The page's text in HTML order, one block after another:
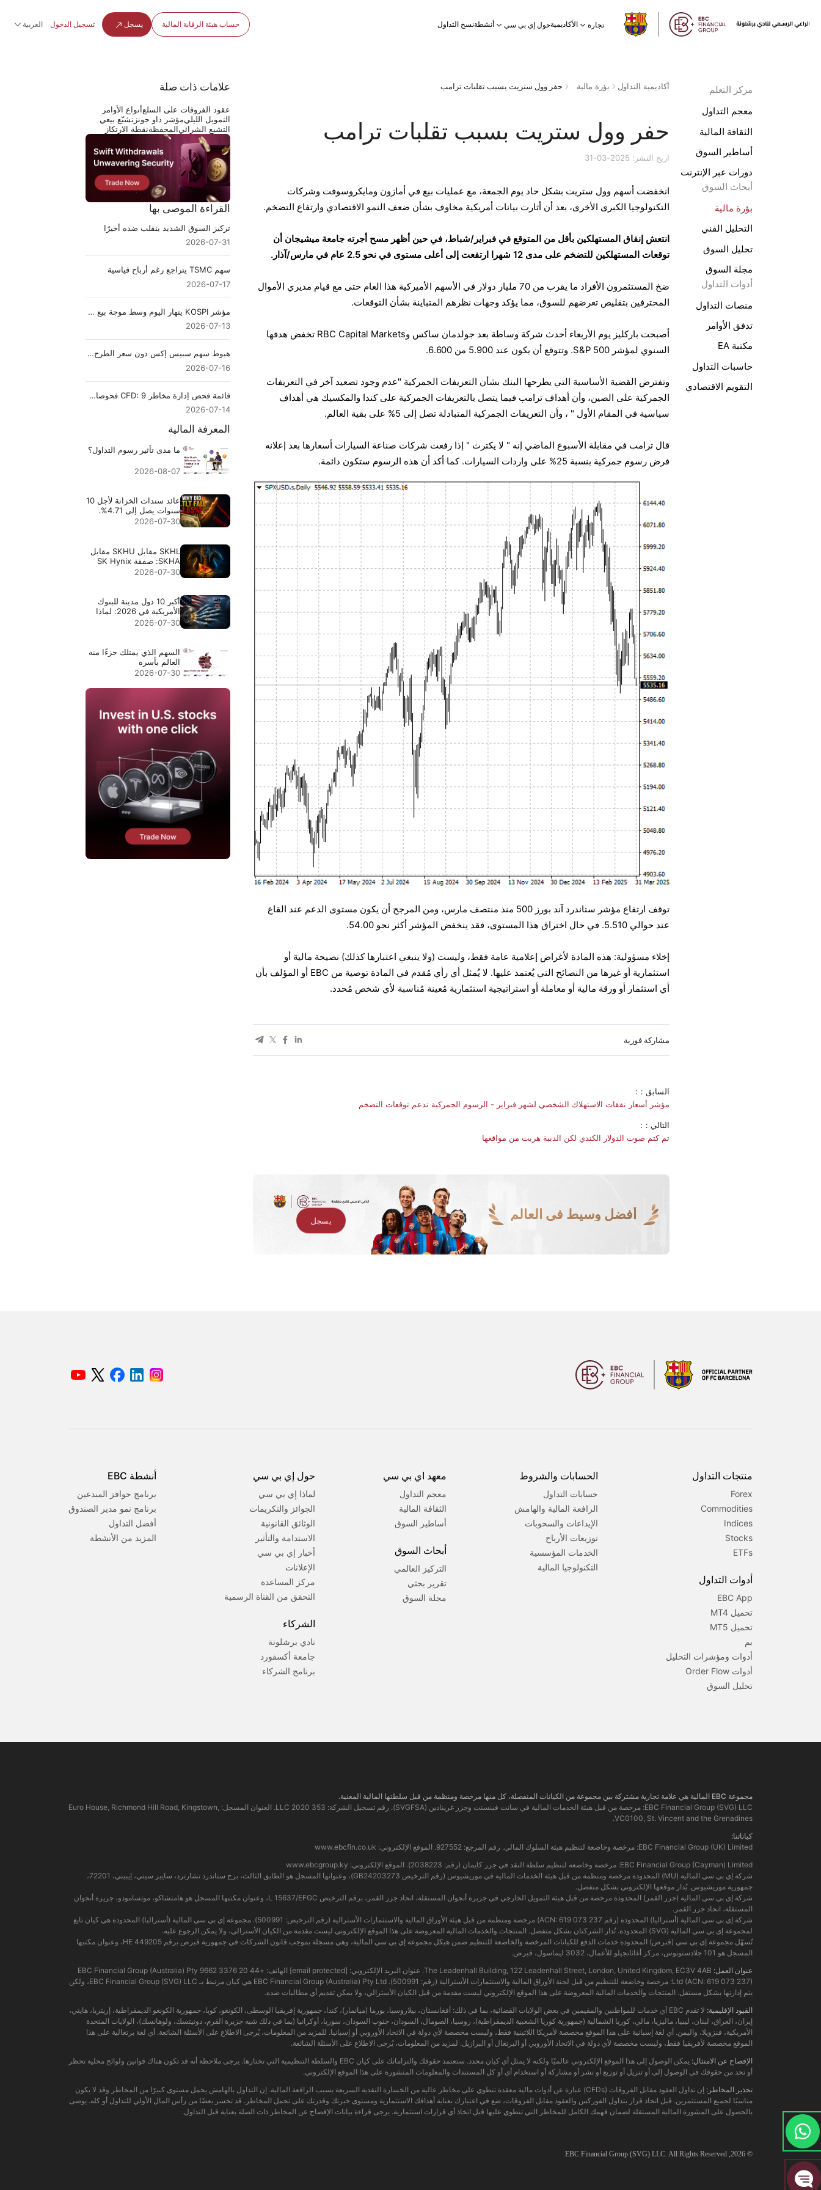
تجارة الأكاديميةحول إي بي سي أنشطةنسخ التداول حساب هيئة الرقابة المالية يسجل تسجيل الدخول العربية
مركز التعلم
معجم التداول
الثقافة المالية
أساطير السوق
دورات عبر الإنترنت
أبحاث السوق
بؤرة مالية
التحليل الفني
تحليل السوق
مجلة السوق
أدوات التداول
منصات التداول
تدفق الأوامر
مكتبة EA
حاسبات التداول
التقويم الاقتصادي
أكاديمية التداول بؤرة مالية حفر وول ستريت بسبب تقلبات ترامب
حفر وول ستريت بسبب تقلبات ترامب
اريخ النشر: 2025-03-31
انخفضت أسهم وول ستريت بشكل حاد يوم الجمعة، مع عمليات بيع في أمازون ومايكروسوفت وشركات
التكنولوجيا الكبرى الأخرى، بعد أن أثارت بيانات أمريكية مخاوف بشأن ضعف النمو الاقتصادي وارتفاع التضخم.
انتعش إنفاق المستهلكين بأقل من المتوقع في فبراير/شباط، في حين أظهر مسح أجرته جامعة ميشيجان أن
توقعات المستهلكين للتضخم على مدى 12 شهرا ارتفعت إلى أعلى مستوى في نحو 2.5 عام في مارس/آذار.
ضخ المستثمرون الأفراد ما يقرب من 70 مليار دولار في الأسهم الأميركية هذا العام حتى مع قيام مديري الأموال
المحترفين بتقليص تعرضهم للسوق، مما يؤكد وجهات نظرهم المتباينة بشأن التوقعات.
أصبحت باركليز يوم الأربعاء أحدث شركة وساطة بعد جولدمان ساكس وRBC Capital Markets تخفض هدفها
السنوي لمؤشر S&P 500. وتتوقع أن يكون عند 5.900 من 6.600.
وتفترض القضية الأساسية التي يطرحها البنك بشأن التعريفات الجمركية "عدم وجود تصعيد آخر في التعريفات
الجمركية على الصين، وأن أهداف ترامب فيما يتصل بالتعريفات الجمركية على كندا والمكسيك هي أهداف
سياسية في المقام الأول " ، وأن التعريفات الجمركية المتبادلة تصل إلى 5% على بقية العالم.
قال ترامب في مقابلة الأسبوع الماضي إنه " لا يكترث " إذا رفعت شركات صناعة السيارات أسعارها بعد إعلانه
فرض رسوم جمركية بنسبة 25% على واردات السيارات. كما أكد أن هذه الرسوم ستكون دائمة.
توقف ارتفاع مؤشر ستاندرد آند بورز500 منذ منتصف مارس، ومن المرجح أن يكون مستوى الدعم عند القاع
عند حوالي 5.510. في حال اختراق هذا المستوى، فقد ينخفض المؤشر أكثر نحو 54.00.
إخلاء مسؤولية: هذه المادة لأغراض إعلامية عامة فقط، وليست (ولا ينبغي اعتبارها كذلك) نصيحة مالية أو
استثمارية أو غيرها من النصائح التي يُعتمد عليها. لا يُمثل أي رأي مُقدم في المادة توصية من EBC أو المؤلف بأن
أي استثمار أو ورقة مالية أو معاملة أو استراتيجية استثمارية مُعينة مُناسبة لأي شخص مُحدد.
مشاركة فورية
السابق：:
مؤشر أسعار نفقات الاستهلاك الشخصي لشهر فبراير - الرسوم الجمركية تدعم توقعات التضخم
التالي：:
تم كتم صوت الدولار الكندي لكن الدببة هربت من مواقعها
أفضل وسيط في العالم يسجل
علامات ذات صلة
عقود الفروقات على السلعأنواع الأوامر
التمويل الليليمؤشر داو جونز تشبّع بيعي
التشبع الشرائيالمحفظةنقطة الارتكاز
القراءة الموصى بها
تركيز السوق الشديد ينقلب ضده أخيرًا
2026-07-31
سهم TSMC يتراجع رغم أرباح قياسية
2026-07-17
مؤشر KOSPI ينهار اليوم وسط موجة بيع في قطاع التكنولوجيا والذعر العالمي
2026-07-13
هبوط سهم سبيس إكس دون سعر الطرح العام الأولي مع صدمة الواقع السوقي
2026-07-16
قائمة فحص إدارة مخاطر CFD: 9 فحوصات قبل التداول للمبتدئين
2026-07-14
المعرفة المالية
ما مدى تأثير رسوم التداول؟
2026-08-07
عائد سندات الخزانة لأجل 10
سنوات يصل إلى 4.71%.
2026-07-30
SKHL مقابل SKHU مقابل
SKHA: صفقة SK Hynix
ذات الرؤوس الثلاثة
2026-07-30
أكبر 10 دول مدينة للبنوك
الأمريكية في 2026: لماذا
تتصدر جزر كايمان المركز
2026-07-30
السهم الذي يمتلك جزءًا منه
العالم بأسره
2026-07-30
منتجات التداول
Forex
Commodities
Indices
Stocks
ETFs
أدوات التداول
EBC App
تحميل MT4
تحميل MT5
بم
أدوات ومؤشرات التحليل
أدوات Order Flow
تحليل السوق
الحسابات والشروط
حسابات التداول
الرافعة المالية والهامش
الإيداعات والسحوبات
توزيعات الأرباح
الخدمات المؤسسية
التكنولوجيا المالية
معهد اي بي سي
معجم التداول
الثقافة المالية
أساطير السوق
أبحاث السوق
التركيز العالمي
تقرير بحثي
مجلة السوق
حول إي بي سي
لماذا إي بي سي
الجوائز والتكريمات
الوثائق القانونية
الاستدامة والتأثير
أخبار إي بي سي
الإعلانات
مركز المساعدة
التحقق من القناة الرسمية
الشركاء
نادي برشلونة
جامعة أكسفورد
برنامج الشركاء
أنشطة EBC
برنامج حوافز المبدعين
برنامج نمو مدير الصندوق
أفضل التداول
المزيد من الأنشطة
مجموعة EBC المالية هي علامة تجارية مشتركة بين مجموعة من الكيانات المنفصلة، ​​كل منها مرخصة ومنظمة من قبل سلطتها المالية المعنية.
EBC Financial Group (SVG) LLC: مرخصة من قبل هيئة الخدمات المالية في سانت فينسنت وجزر غرينادين (SVGFSA). رقم تسجيل الشركة: 353 LLC 2020. العنوان المسجل: Euro House, Richmond Hill Road, Kingstown,
VC0100, St. Vincent and the Grenadines.
كياناتنا:
EBC Financial Group (UK) Limited: مرخصة وخاضعة لتنظيم هيئة السلوك المالي. رقم المرجع: 927552. الموقع الإلكتروني:
www.ebcfin.co.uk
EBC Financial Group (Cayman) Limited: مرخصة وخاضعة لتنظيم سلطة النقد في جزر كايمان (رقم: 2038223). الموقع الإلكتروني:
www.ebcgroup.ky
شركة إي بي سي المالية (MU) المحدودة مرخصة ومنظمة من قبل هيئة الخدمات المالية في موريشيوس (رقم الترخيص GB24203273)، وعنوانها المسجل هو الطابق الثالث، برج ستاندرد تشارترد، سايبر سيتي، إيبيني، 72201،
جمهورية موريشيوس. يُدار موقعها الإلكتروني بشكل منفصل.
شركة إي بي سي المالية (جزر القمر) المحدودة مرخصة من قبل هيئة التمويل الخارجي في جزيرة أنجوان المستقلة، اتحاد جزر القمر، برقم الترخيص L 15637/EFGC، وعنوان مكتبها المسجل هو هامتشاكو، موتسامودو، جزيرة أنجوان
المستقلة، اتحاد جزر القمر.
شركة إي بي سي المالية (أستراليا) المحدودة (رقم ACN: 619 073 237) مرخصة ومنظمة من قبل هيئة الأوراق المالية والاستثمارات الأسترالية (رقم الترخيص: 500991). مجموعة إي بي سي المالية (أستراليا) المحدودة هي كيان تابع
لمجموعة إي بي سي المالية (SVG) المحدودة. تُدار الشركتان بشكل منفصل. المنتجات والخدمات المالية المعروضة على هذا الموقع الإلكتروني ليست مقدمة من الكيان الأسترالي، ولا يمكن الرجوع عليه.
تُسهّل مجموعة إي بي سي (قبرص) المحدودة خدمات الدفع للكيانات المرخصة والخاضعة للتنظيم ضمن هيكل مجموعة إي بي سي المالية، وهي مسجلة بموجب قانون الشركات في جمهورية قبرص برقم HE 449205، وعنوان مكتبها
المسجل هو 101 جلادستونوس، مركز أغاثانجيلو للأعمال، 3032 ليماسول، قبرص.
عنوان العمل: The Leadenhall Building, 122 Leadenhall Street, London, United Kingdom, EC3V 4AB. عنوان البريد الإلكتروني: [email protected]
الهاتف: +44 20 3376 9662 EBC Financial Group (Australia) Pty
Ltd (ACN: 619 073 237): مرخصة وخاضعة للتنظيم من قبل لجنة الأوراق المالية والاستثمارات الأسترالية (رقم: 500991). EBC Financial Group (Australia) Pty Ltd هي كيان مرتبط بـ EBC Financial Group (SVG) LLC، ولكن
يتم إدارتها بشكل مستقل. المنتجات والخدمات المالية المعروضة على هذا الموقع الإلكتروني ليست مقدمة من قبل الكيان الأسترالي، ولا يمكن تقديم أي مطالبات ضده.
القيود الإقليمية:
لا تقدم EBC أي خدمات للمواطنين والمقيمين في بعض الولايات القضائية، بما في ذلك: أفغانستان، بيلاروسيا، بورما (ميانمار)، كندا، جمهورية إفريقيا الوسطى، الكونغو، كوبا، جمهورية الكونغو الديمقراطية، إريتريا، هايتي،
إيران، العراق، لبنان، ليبيا، ماليزيا، مالي، كوريا الشمالية (جمهورية كوريا الشعبية الديمقراطية)، روسيا، الصومال، السودان، جنوب السودان، سوريا، أوكرانيا (بما في ذلك شبه جزيرة القرم، دونيتسك، ولوهانسك)، الولايات المتحدة
الأمريكية، فنزويلا، واليمن. أي لغة إسبانية على هذا الموقع مخصصة لأمريكا اللاتينية فقط، وليست مخصصة لأي دولة في الاتحاد الأوروبي أو إسبانيا. للمزيد من المعلومات، يُرجى الاطلاع على الأسئلة الشائعة. أي لغة برتغالية على هذا
الموقع مخصصة لأفريقيا فقط، وليست مخصصة لأي دولة في الاتحاد الأوروبي أو البرتغال أو البرازيل. لمزيد من المعلومات، يُرجى الاطلاع على الأسئلة الشائعة.
الإفصاح عن الامتثال:
يمكن الوصول إلى هذا الموقع الإلكتروني عالميًا ولكنه لا يمثل أي كيان محدد. ستعتمد حقوقك والتزاماتك على كيان EBC والسلطة التنظيمية التي تختارها. يرجى ملاحظة أنه قد تكون هناك قوانين ولوائح محلية تحظر
أو تحد من حقوقك في الوصول إلى أو تنزيل أو توزيع أو نشر أو مشاركة أو استخدام أي أو كل المستندات والمعلومات المنشورة على هذا الموقع الإلكتروني.
تحذير المخاطر:
إن تداول العقود مقابل الفروقات (CFDs) عبارة عن أدوات مالية معقدة تنطوي على مخاطر عالية من الخسارة النقدية السريعة بسبب الرافعة المالية. إن التداول بالهامش يحمل مستوى كبيرًا من المخاطر وقد لا يكون
مناسبًا لجميع المستثمرين. قبل اتخاذ قرار بتداول الفوركس والعقود مقابل الفروقات، ضع في اعتبارك بعناية أهدافك الاستثمارية ومستوى خبرتك وقدرتك على تحمل المخاطر. قد تخسر بعضًا من رأس المال الأولي للتداول أو كله. يوصى
بالحصول على المشورة المالية المستقلة لضمان فهمك الكامل للمخاطر التي تنطوي عليها قبل اتخاذ أي قرارات استثمارية. يرجى قراءة بيانات الإفصاح عن المخاطر ذات الصلة بعناية قبل التداول.
© 2026,
EBC Financial Group (SVG) LLC. All Rights Reserved.